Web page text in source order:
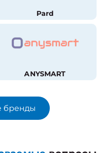
Pard
ANYSMART
бренды